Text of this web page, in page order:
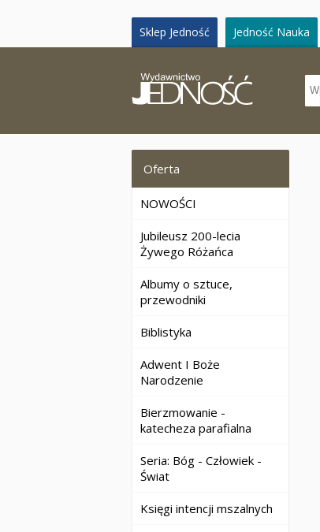
Sklep Jedność Jedność Nauka
Oferta
NOWOŚCI
Jubileusz 200-lecia
Żywego Różańca
Albumy o sztuce,
przewodniki
Biblistyka
Adwent I Boże
Narodzenie
Bierzmowanie -
katecheza parafialna
Seria: Bóg - Człowiek -
Świat
Księgi intencji mszalnych